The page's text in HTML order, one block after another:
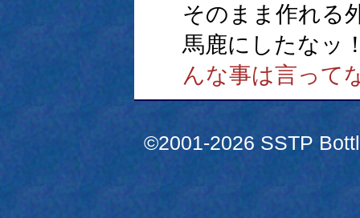
そのまま作れる
馬鹿にしたなッ
んな事は言って
©2001-2026 SSTP